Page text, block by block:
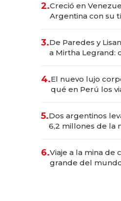
2.Creció en
Argentina con su
las marcas "fast
3.De Paredes y
a Mirtha Legrand:
4.El nuevo lujo
qué en Perú los
para convertirse
transformadoras
5.Dos argentinos
6,2 millones de la
6.Viaje a la mina de
grande del